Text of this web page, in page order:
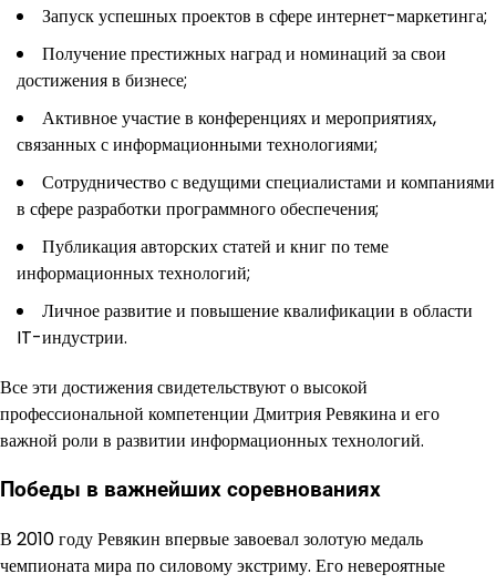
Запуск успешных проектов в сфере интернет-маркетинга;
Получение престижных наград и номинаций за свои
достижения в бизнесе;
Активное участие в конференциях и мероприятиях,
связанных с информационными технологиями;
Сотрудничество с ведущими специалистами и компаниями
в сфере разработки программного обеспечения;
Публикация авторских статей и книг по теме
информационных технологий;
Личное развитие и повышение квалификации в области
IT-индустрии.
Все эти достижения свидетельствуют о высокой
профессиональной компетенции Дмитрия Ревякина и его
важной роли в развитии информационных технологий.
Победы в важнейших соревнованиях
В 2010 году Ревякин впервые завоевал золотую медаль
чемпионата мира по силовому экстриму. Его невероятные